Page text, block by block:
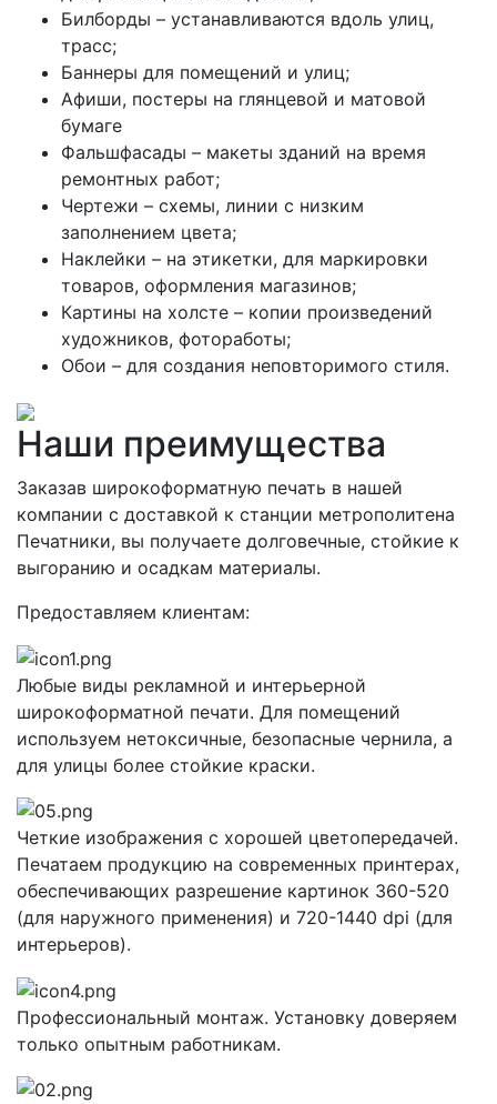
Билборды – устанавливаются вдоль улиц,
трасс;
Баннеры для помещений и улиц;
Афиши, постеры на глянцевой и матовой
бумаге
Фальшфасады – макеты зданий на время
ремонтных работ;
Чертежи – схемы, линии с низким
заполнением цвета;
Наклейки – на этикетки, для маркировки
товаров, оформления магазинов;
Картины на холсте – копии произведений
художников, фотоработы;
Обои – для создания неповторимого стиля.
Наши преимущества
Заказав широкоформатную печать в нашей
компании с доставкой к станции метрополитена
Печатники, вы получаете долговечные, стойкие к
выгоранию и осадкам материалы.
Предоставляем клиентам:
Любые виды рекламной и интерьерной
широкоформатной печати. Для помещений
используем нетоксичные, безопасные чернила, а
для улицы более стойкие краски.
Четкие изображения с хорошей цветопередачей.
Печатаем продукцию на современных принтерах,
обеспечивающих разрешение картинок 360-520
(для наружного применения) и 720-1440 dpi (для
интерьеров).
Профессиональный монтаж. Установку доверяем
только опытным работникам.